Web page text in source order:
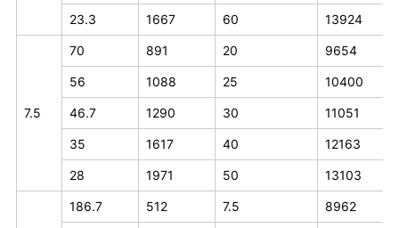
23.3 1667 60 13924
7.5
70 891 20 9654
56 1088 25 10400
46.7 1290 30 11051
35 1617 40 12163
28 1971 50 13103
186.7 512 7.5 8962